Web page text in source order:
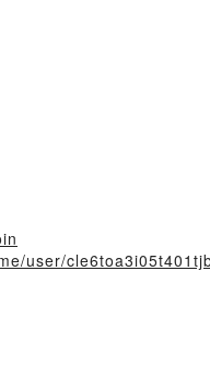
user/